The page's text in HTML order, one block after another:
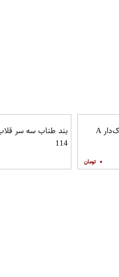
بند تسمه سه سر قلاب ضد شوک‌دار A
۰
114